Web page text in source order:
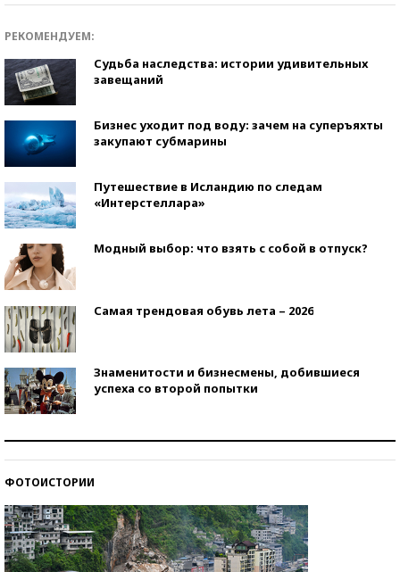
РЕКОМЕНДУЕМ:
Судьба наследства: истории удивительных
завещаний
Бизнес уходит под воду: зачем на суперъяхты
закупают субмарины
Путешествие в Исландию по следам
«Интерстеллара»
Модный выбор: что взять с собой в отпуск?
Самая трендовая обувь лета – 2026
Знаменитости и бизнесмены, добившиеся
успеха со второй попытки
ФОТОИСТОРИИ